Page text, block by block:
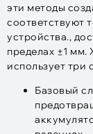
эти методы
соответствуют
устройства.,
пределах ±1
использует три
Базовый